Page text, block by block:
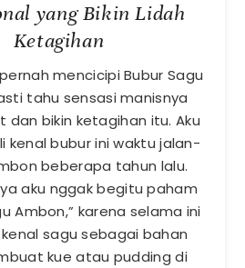
yang Bikin Lidah
Ketagihan
mencicipi Bubur Sagu
tahu sensasi manisnya
dan bikin ketagihan itu. Aku
kenal bubur ini waktu jalan-
beberapa tahun lalu.
aku nggak begitu paham
Ambon,” karena selama ini
sagu sebagai bahan
kue atau pudding di